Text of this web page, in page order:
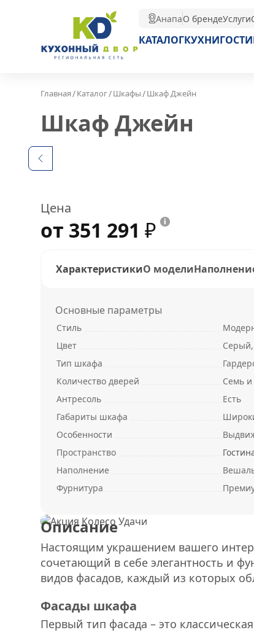
АнапаО брендеУслуги
КАТАЛОГКУХНИ
Главная/Каталог/Шкафы/Шкаф Джейн
Шкаф Джейн
Цена
от 351 291 ₽
ХарактеристикиО модели
Основные параметры
Стиль
Цвет
Серый,
Тип шкафа
Количество дверей
Семь и
Антресоль
Есть
Габариты шкафа
Особенности
Пространство
Наполнение
Фурнитура
Описание
Настоящим украшением вашего
сочетающий в себе элегантность и
видов фасадов, каждый из которых
Фасады шкафа
Первый тип фасада – это